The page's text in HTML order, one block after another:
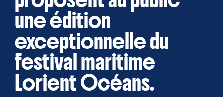
une édition
exceptionnelle du
festival maritime
Lorient Océans.